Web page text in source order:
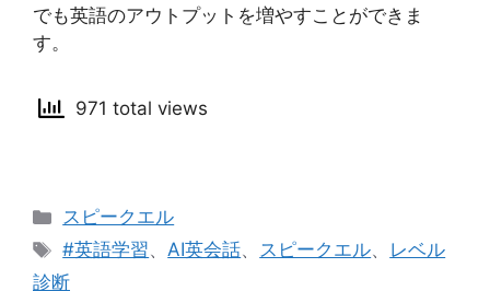
でも英語のアウトプットを増やすことができま
す。
971 total views
カ
テ
スピークエル
タ
グ
#英語学習、AI英会話、 スピークエル、 レベル
診断